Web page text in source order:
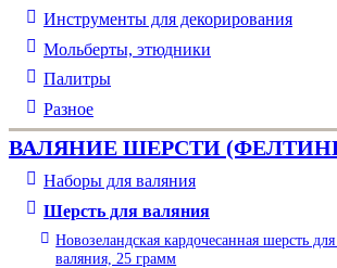
Инструменты для декорирования
Мольберты, этюдники
Палитры
Разное
ВАЛЯНИЕ ШЕРСТИ
Наборы для валяния
Шерсть для валяния
Новозеландская кардочесанная шерсть
валяния, 25 грамм